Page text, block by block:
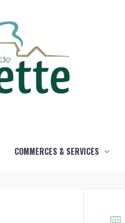
COMMERCES & SERVICES